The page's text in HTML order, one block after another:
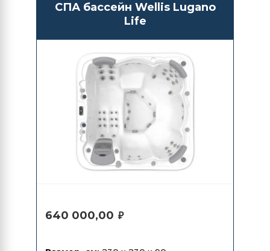
СПА бассейн Wellis Lugano
Life
640 000,00 ₽